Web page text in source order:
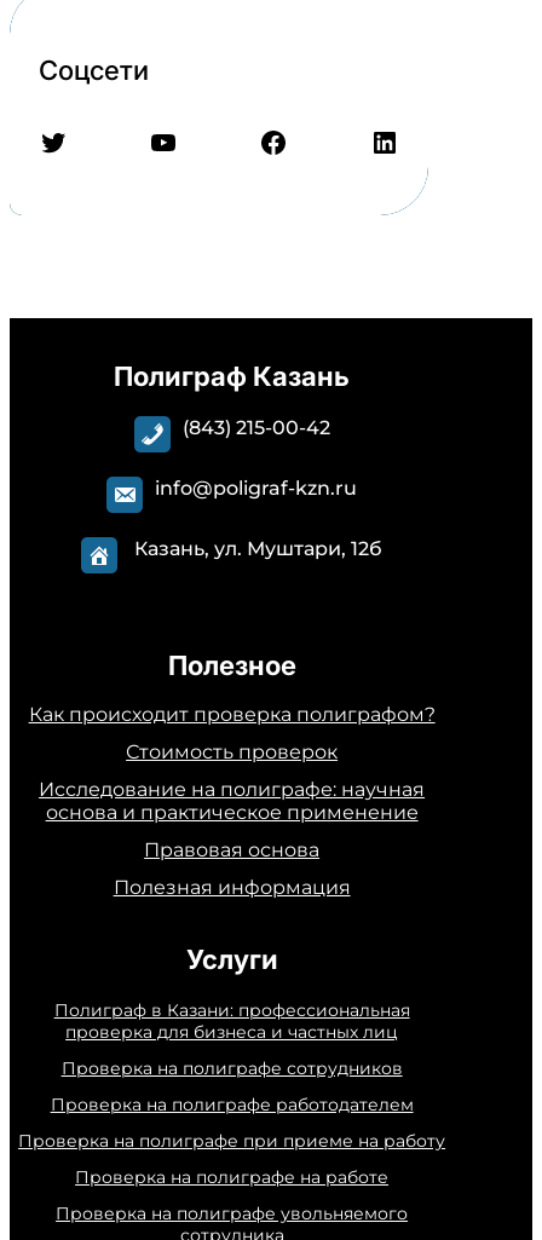
Соцсети
Twitter YouTube Facebook LinkedIn
Полиграф Казань
(843) 215-00-42
info@poligraf-kzn.ru
Казань, ул. Муштари, 12б
Полезное
Как происходит проверка полиграфом?
Стоимость проверок
Исследование на полиграфе: научная
основа и практическое применение
Правовая основа
Полезная информация
Услуги
Полиграф в Казани: профессиональная
проверка для бизнеса и частных лиц
Проверка на полиграфе сотрудников
Проверка на полиграфе работодателем
Проверка на полиграфе при приеме на работу
Проверка на полиграфе на работе
Проверка на полиграфе увольняемого
сотрудника